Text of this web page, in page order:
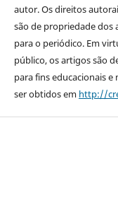
autor. Os direitos
são de propriedade dos
para o periódico. Em
público, os artigos são
para fins educacionais
ser obtidos em http://